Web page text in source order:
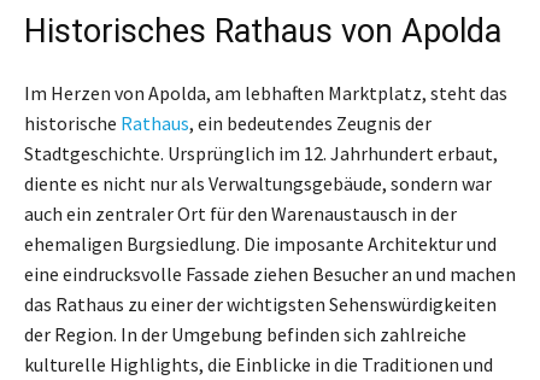
Historisches Rathaus von Apolda
Im Herzen von Apolda, am lebhaften Marktplatz, steht das
historische Rathaus, ein bedeutendes Zeugnis der
Stadtgeschichte. Ursprünglich im 12. Jahrhundert erbaut,
diente es nicht nur als Verwaltungsgebäude, sondern war
auch ein zentraler Ort für den Warenaustausch in der
ehemaligen Burgsiedlung. Die imposante Architektur und
eine eindrucksvolle Fassade ziehen Besucher an und machen
das Rathaus zu einer der wichtigsten Sehenswürdigkeiten
der Region. In der Umgebung befinden sich zahlreiche
kulturelle Highlights, die Einblicke in die Traditionen und